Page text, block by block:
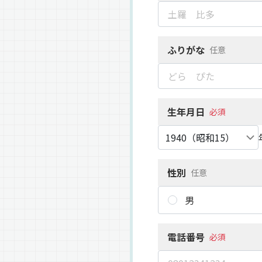
ふりがな 任意
生年月日 必須
性別 任意
男
電話番号 必須